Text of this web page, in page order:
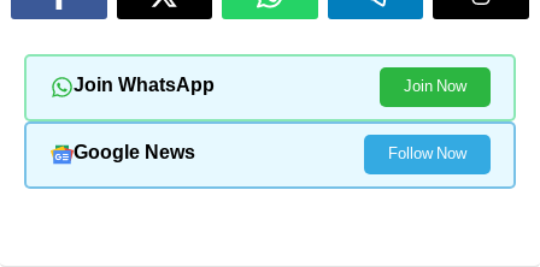
Join WhatsApp Join Now
Google News Follow Now